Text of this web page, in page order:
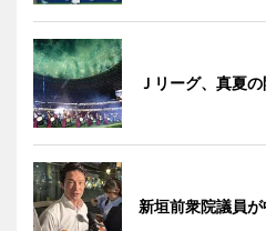
Ｊリーグ、真夏
新垣前衆院議員